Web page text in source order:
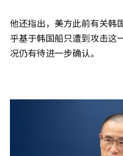
他还指出，美方此前有关韩
乎基于韩国船只遭到攻击这
况仍有待进一步确认。